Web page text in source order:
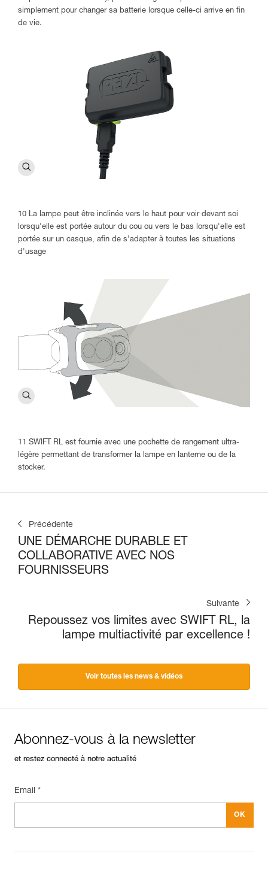
simplement pour changer sa batterie lorsque celle-ci arrive en fin
de vie.
10 La lampe peut être inclinée vers le haut pour voir devant soi
lorsqu'elle est portée autour du cou ou vers le bas lorsqu'elle est
portée sur un casque, afin de s'adapter à toutes les situations
d'usage
11 SWIFT RL est fournie avec une pochette de rangement ultra-
légère permettant de transformer la lampe en lanterne ou de la
stocker.
Précédente
UNE DÉMARCHE DURABLE ET
COLLABORATIVE AVEC NOS
FOURNISSEURS
Suivante
Repoussez vos limites avec SWIFT RL, la
lampe multiactivité par excellence !
Voir toutes les news & vidéos
Abonnez-vous à la newsletter
et restez connecté à notre actualité
Email *